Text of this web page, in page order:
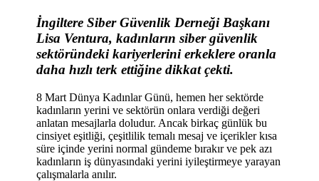
İngiltere Siber Güvenlik Derneği Başkanı
Lisa Ventura, kadınların siber güvenlik
sektöründeki kariyerlerini erkeklere oranla
daha hızlı terk ettiğine dikkat çekti.
8 Mart Dünya Kadınlar Günü, hemen her sektörde
kadınların yerini ve sektörün onlara verdiği değeri
anlatan mesajlarla doludur. Ancak birkaç günlük bu
cinsiyet eşitliği, çeşitlilik temalı mesaj ve içerikler kısa
süre içinde yerini normal gündeme bırakır ve pek azı
kadınların iş dünyasındaki yerini iyileştirmeye yarayan
çalışmalarla anılır.